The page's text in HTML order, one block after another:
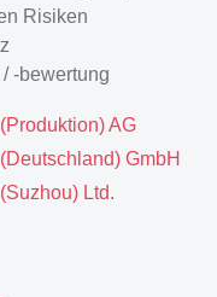
Risiken
-bewertung
AG
GmbH
Ltd.